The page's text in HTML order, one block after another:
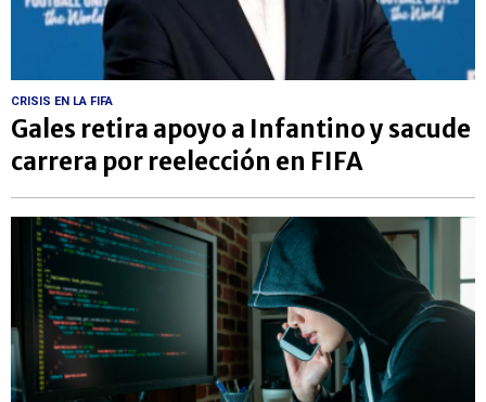
CRISIS EN LA FIFA
Gales retira apoyo a Infantino y sacude
carrera por reelección en FIFA